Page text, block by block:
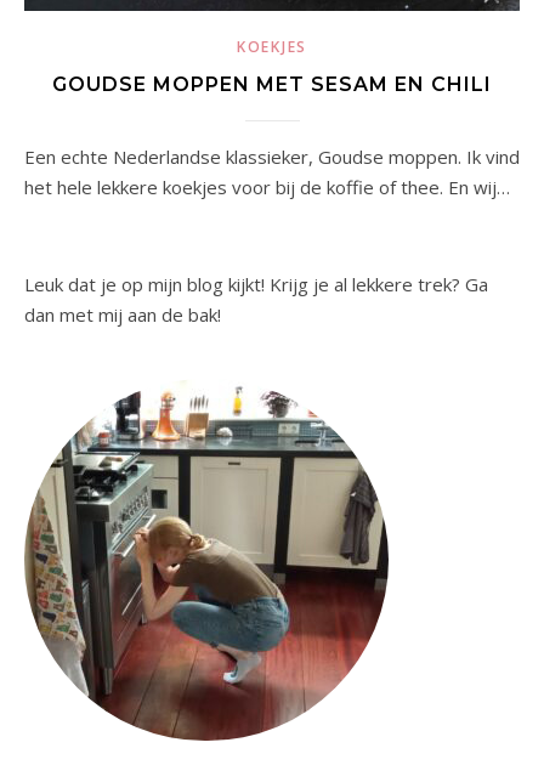
KOEKJES
GOUDSE MOPPEN MET SESAM EN CHILI
Een echte Nederlandse klassieker, Goudse moppen. Ik vind
het hele lekkere koekjes voor bij de koffie of thee. En wij…
Leuk dat je op mijn blog kijkt! Krijg je al lekkere trek? Ga
dan met mij aan de bak!